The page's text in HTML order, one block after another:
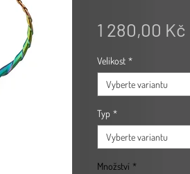
1 280,00 Kč
Velikost *
Vyberte variantu
Typ *
Vyberte variantu
Množství *